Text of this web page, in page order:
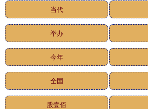
当代
举办
今年
全国
股壹佰